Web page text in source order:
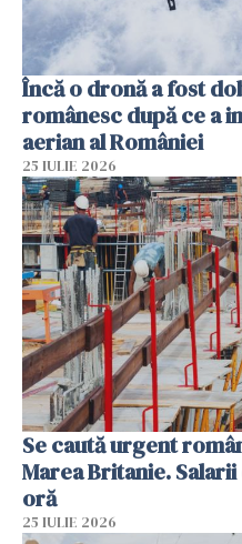
Încă o dronă a fost
românesc după ce a
aerian al României
25 IULIE 2026
Se caută urgent
Marea Britanie.
oră
25 IULIE 2026